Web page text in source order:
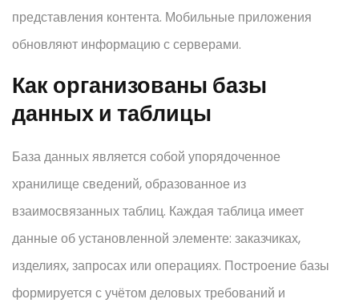
представления контента. Мобильные приложения
обновляют информацию с серверами.
Как организованы базы
данных и таблицы
База данных является собой упорядоченное
хранилище сведений, образованное из
взаимосвязанных таблиц. Каждая таблица имеет
данные об установленной элементе: заказчиках,
изделиях, запросах или операциях. Построение базы
формируется с учётом деловых требований и